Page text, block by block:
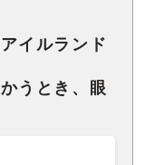
イルランド
うとき、眼